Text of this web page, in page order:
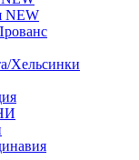
NEW
Хельсинки